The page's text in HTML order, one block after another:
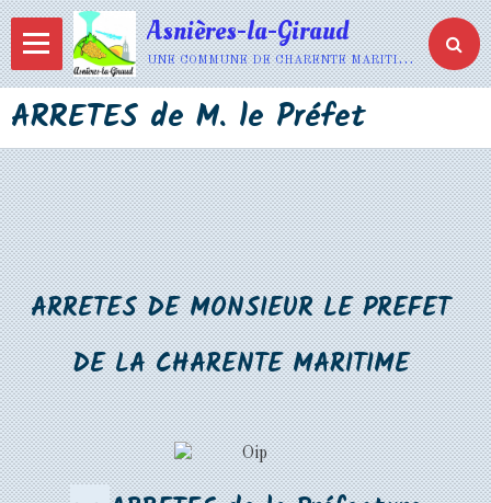
Asnières-la-Giraud
une commune de charente maritime
ARRETES de M. le Préfet
ARRETES DE MONSIEUR LE PREFET
DE LA CHARENTE MARITIME